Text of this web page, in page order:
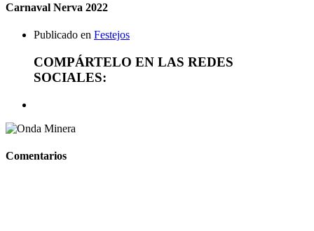
Carnaval Nerva 2022
Publicado en Festejos
COMPÁRTELO EN LAS REDES
SOCIALES:
Comentarios